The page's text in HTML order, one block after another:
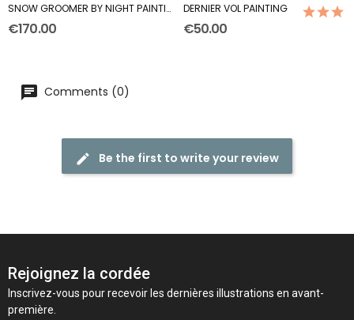
(1) SNOW GROOMER BY NIGHT PAINTING
€170.00
DERNIER VOL PAINTING
€50.00
Comments (0)
Be the first to write your review
Rejoignez la cordée
Inscrivez-vous pour recevoir les dernières illustrations en avant-
première.